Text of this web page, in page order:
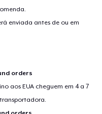
enviada antes de ou em
orders
aos EUA cheguem em 4 a 7